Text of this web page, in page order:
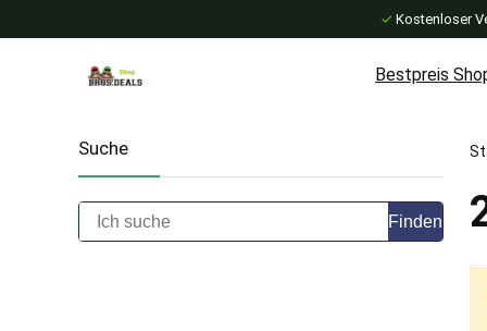
✓ Kostenloser
Bestpreis
Suche
Finden